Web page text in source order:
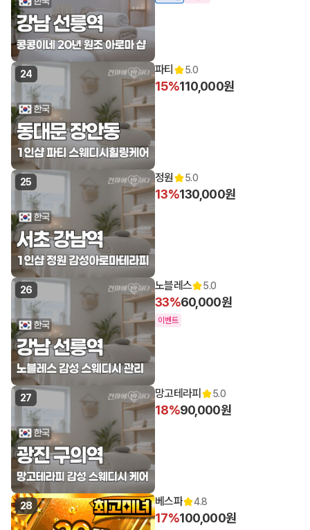
24 파티 5.0
15%110,000원
25 정원 5.0
13%130,000원
26 노블레스 5.0
33%60,000원
이벤트
27 망고테라피 5.0
18%90,000원
28 베스파 4.8
17%100,000원